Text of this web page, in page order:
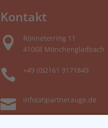
Kontakt

Rönneterring 11
41068 Mönchengladbach
 +49 (0)2161 9171849
 info(at)partnerauge.de